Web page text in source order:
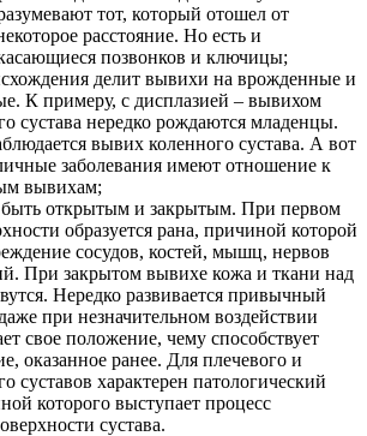
тот, который отошел от
расстояние. Но есть и
позвонков и ключицы;
делит вывихи на врожденные и
К примеру, с дисплазией – вывихом
сустава нередко рождаются младенцы.
вывих коленного сустава. А вот
заболевания имеют отношение к
вывихам;
открытым и закрытым. При первом
образуется рана, причиной которой
сосудов, костей, мышц, нервов
При закрытом вывихе кожа и ткани над
Нередко развивается привычный
при незначительном воздействии
свое положение, чему способствует
оказанное ранее. Для плечевого и
суставов характерен патологический
которого выступает процесс
сустава.